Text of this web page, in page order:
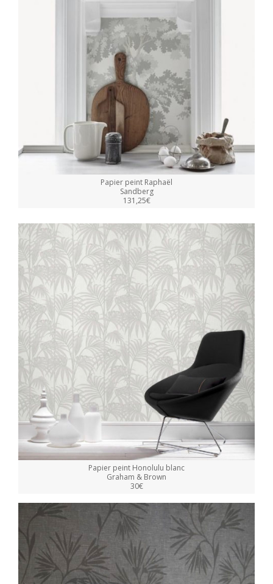
Papier peint Raphaël
Sandberg
131,25€
Papier peint Honolulu blanc
Graham & Brown
30€